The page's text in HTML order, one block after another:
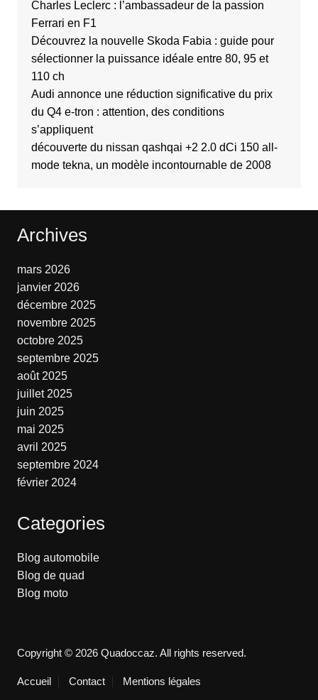
Charles Leclerc : l’ambassadeur de la passion
Ferrari en F1
Découvrez la nouvelle Skoda Fabia : guide pour
sélectionner la puissance idéale entre 80, 95 et
110 ch
Audi annonce une réduction significative du prix
du Q4 e-tron : attention, des conditions
s’appliquent
découverte du nissan qashqai +2 2.0 dCi 150 all-
mode tekna, un modèle incontournable de 2008
Archives
mars 2026
janvier 2026
décembre 2025
novembre 2025
octobre 2025
septembre 2025
août 2025
juillet 2025
juin 2025
mai 2025
avril 2025
septembre 2024
février 2024
Categories
Blog automobile
Blog de quad
Blog moto
Copyright © 2026 Quadoccaz. All rights reserved.
Accueil Contact Mentions légales